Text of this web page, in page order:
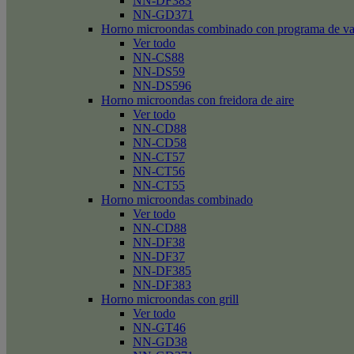
NN-GD371
Horno microondas combinado con programa de
Ver todo
NN-CS88
NN-DS59
NN-DS596
Horno microondas con freidora de aire
Ver todo
NN-CD88
NN-CD58
NN-CT57
NN-CT56
NN-CT55
Horno microondas combinado
Ver todo
NN-CD88
NN-DF38
NN-DF37
NN-DF385
NN-DF383
Horno microondas con grill
Ver todo
NN-GT46
NN-GD38